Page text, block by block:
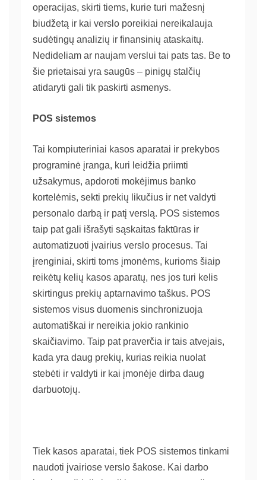
operacijas, skirti tiems, kurie turi mažesnį
biudžetą ir kai verslo poreikiai nereikalauja
sudėtingų analizių ir finansinių ataskaitų.
Nedideliam ar naujam verslui tai pats tas. Be to
šie prietaisai yra saugūs – pinigų stalčių
atidaryti gali tik paskirti asmenys.
POS sistemos
Tai kompiuteriniai kasos aparatai ir prekybos
programinė įranga, kuri leidžia priimti
užsakymus, apdoroti mokėjimus banko
kortelėmis, sekti prekių likučius ir net valdyti
personalo darbą ir patį verslą. POS sistemos
taip pat gali išrašyti sąskaitas faktūras ir
automatizuoti įvairius verslo procesus. Tai
įrenginiai, skirti toms įmonėms, kurioms šiaip
reikėtų kelių kasos aparatų, nes jos turi kelis
skirtingus prekių aptarnavimo taškus. POS
sistemos visus duomenis sinchronizuoja
automatiškai ir nereikia jokio rankinio
skaičiavimo. Taip pat praverčia ir tais atvejais,
kada yra daug prekių, kurias reikia nuolat
stebėti ir valdyti ir kai įmonėje dirba daug
darbuotojų.
Tiek kasos aparatai, tiek POS sistemos tinkami
naudoti įvairiose verslo šakose. Kai darbo